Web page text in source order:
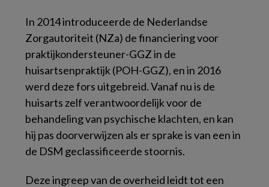
In 2014 introduceerde de Nederlandse
Zorgautoriteit (NZa) de financiering voor
praktijkondersteuner-GGZ in de
huisartsenpraktijk (POH-GGZ), en in 2016
werd deze fors uitgebreid. Vanaf nu is de
huisarts zelf verantwoordelijk voor de
behandeling van psychische klachten, en kan
hij pas doorverwijzen als er sprake is van een in
de DSM geclassificeerde stoornis.
Deze ingreep van de overheid leidt tot een